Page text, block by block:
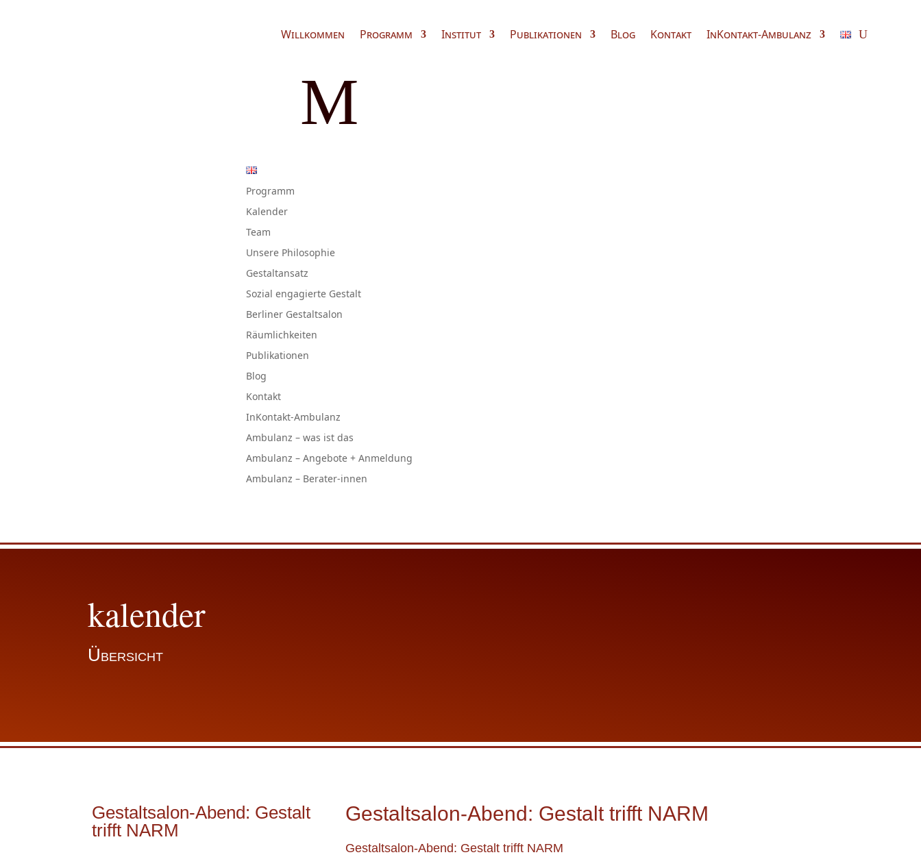
Willkommen Programm Institut Publikationen Blog Kontakt InKontakt-Ambulanz
M
Programm
Kalender
Team
Unsere Philosophie
Gestaltansatz
Sozial engagierte Gestalt
Berliner Gestaltsalon
Räumlichkeiten
Publikationen
Blog
Kontakt
InKontakt-Ambulanz
Ambulanz – was ist das
Ambulanz – Angebote + Anmeldung
Ambulanz – Berater-innen
kalender
Übersicht
Gestaltsalon-Abend: Gestalt
trifft NARM
Gestaltsalon-Abend: Gestalt trifft NARM
Gestaltsalon-Abend: Gestalt trifft NARM